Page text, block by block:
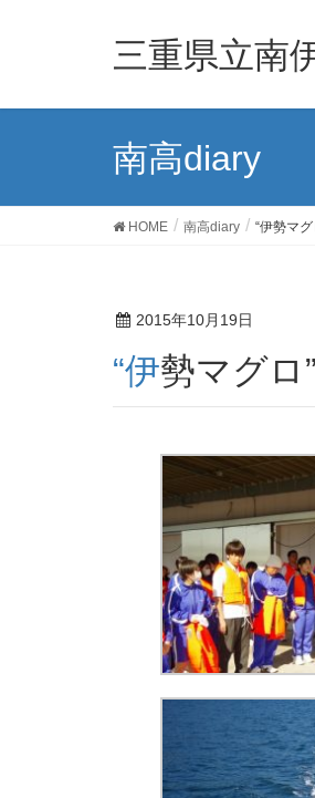
三重県立南
南高diary
HOME 南高diary “伊勢マ
2015年10月19日
“伊勢マグ